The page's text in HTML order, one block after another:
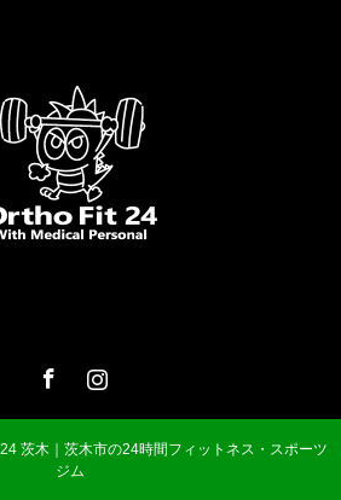
茨木｜茨木市の24時間フィットネス・スポーツ
ジム